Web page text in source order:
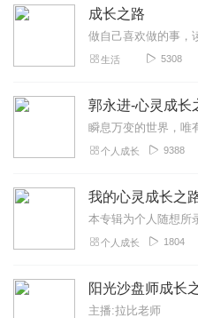
2025-06-30
云南个旧的燕子
2025-06-30
2025-06-30
快乐清泉
赞鼓励，让我们一起进步
2026-04-09
成长之路
生活 5308
郭永进-心灵成长
个人成长 9388
我的心灵成长之
个人成长 1804
阳光沙盘师成长
主播:拉比老师